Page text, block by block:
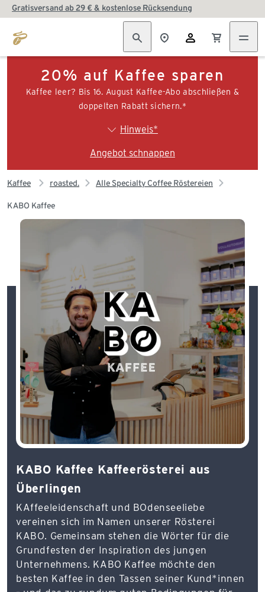
Gratisversand ab 29 € & kostenlose Rücksendung
20% auf Kaffee sparen
Kaffee leer? Bis 16. August Kaffee-Abo abschließen &
doppelten Rabatt sichern.*
Hinweis*
Angebot schnappen
Kaffee roasted. Alle Specialty Coffee Röstereien
KABO Kaffee
KABO Kaffee Kaffeerösterei aus
Überlingen
KAffeeleidenschaft und BOdenseeliebe
vereinen sich im Namen unserer Rösterei
KABO. Gemeinsam stehen die Wörter für die
Grundfesten der Inspiration des jungen
Unternehmens. KABO Kaffee möchte den
besten Kaffee in den Tassen seiner Kund*innen